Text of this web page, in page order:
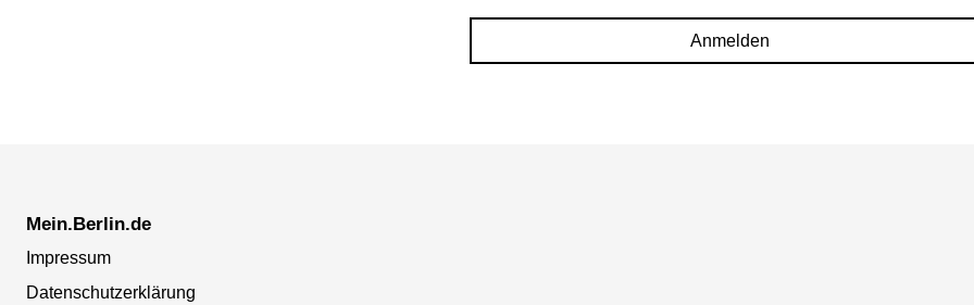
Anmelden
Mein.Berlin.de
Impressum
Datenschutzerklärung